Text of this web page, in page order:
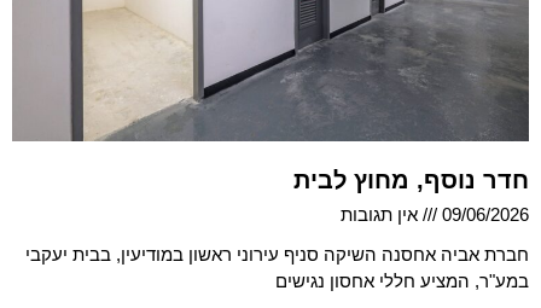
חדר נוסף, מחוץ לבית
09/06/2026
אין תגובות
חברת אביה אחסנה השיקה סניף עירוני ראשון במודיעין, בבית יעקבי
במע"ר, המציע חללי אחסון נגישים